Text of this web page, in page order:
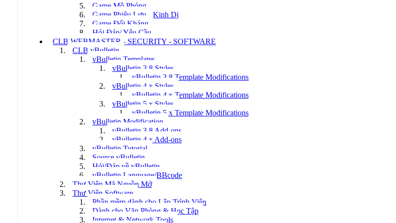
Game Mô Phỏng
Game Phiêu Lưu - Kinh Dị
Game Đối Kháng
Hỏi Đáp/ Yêu Cầu
CLB WEBMASTER - SECURITY - SOFTWARE
CLB vBulletin
vBulletin Templates
vBulletin 3.8 Styles
vBulletin 3.8 Template Modifications
vBulletin 4.x Styles
vBulletin 4.x Template Modifications
vBulletin 5.x Styles
vBulletin 5.x Template Modifications
vBulletin Modification
vBulletin 3.8 Add-ons
vBulletin 4.x Add-ons
vBulletin Tutorial
Source vBulletin
Hỏi/Đáp về vBulletin
vBulletin Language/BBcode
Thư Viện Mã Nguồn Mở
Thư Viện Software
Phần mềm dành cho Lập Trình Viên
Dành cho Văn Phòng & Học Tập
Internet & Network Tools